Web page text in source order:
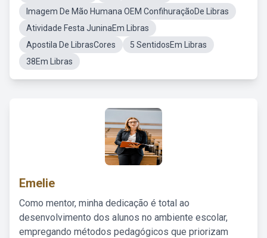
Imagem De Mão Humana OEM ConfihuraçãoDe Libras
Atividade Festa JuninaEm Libras
Apostila De LibrasCores
5 SentidosEm Libras
38Em Libras
Emelie
Como mentor, minha dedicação é total ao
desenvolvimento dos alunos no ambiente escolar,
empregando métodos pedagógicos que priorizam